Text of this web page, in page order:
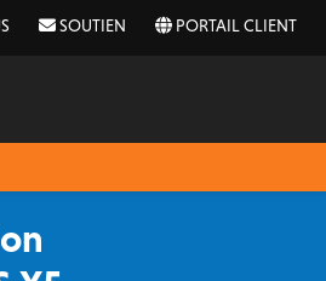
SOUTIEN PORTAIL CLIENT